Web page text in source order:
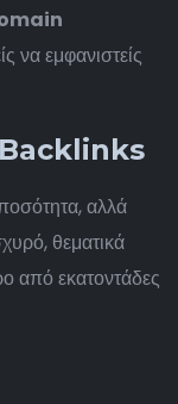
να εμφανιστείς
Backlinks
αλλά
θεματικά
από εκατοντάδες